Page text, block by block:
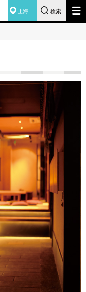
上海 検索